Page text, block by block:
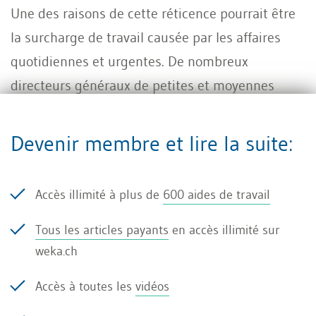
Une des raisons de cette réticence pourrait être
la surcharge de travail causée par les affaires
quotidiennes et urgentes. De nombreux
directeurs généraux de petites et moyennes
méthodes de planification stratégique. D’autre
se confronter systématiquement au
développement à long terme de leur entreprise.
les activités quotidiennes et oublient ou
Devenir membre et lire la suite:
Accès illimité à plus de 600 aides de travail
Tous les articles payants en accès illimité sur
weka.ch
Accès à toutes les vidéos